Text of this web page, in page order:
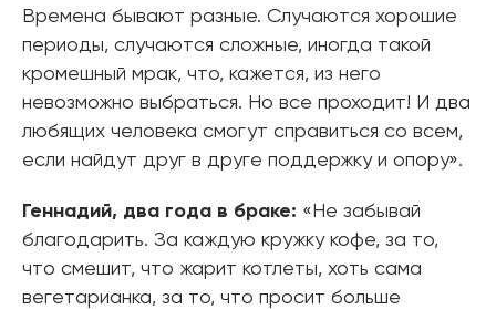
Времена бывают разные. Случаются хорошие
периоды, случаются сложные, иногда такой
кромешный мрак, что, кажется, из него
невозможно выбраться. Но все проходит! И два
любящих человека смогут справиться со всем,
если найдут друг в друге поддержку и опору».
Геннадий, два года в браке: «Не забывай
благодарить. За каждую кружку кофе, за то,
что смешит, что жарит котлеты, хоть сама
вегетарианка, за то, что просит больше